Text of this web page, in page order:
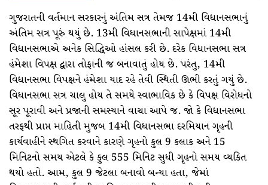
ગુજરાતની વર્તમાન સરકારનું અંતિમ સત્ર તેમજ 14મી વિધાનસભાનું
અંતિમ સત્ર પૂરું થયું છે. 13મી વિધાનસભાની સાપેક્ષમાં 14મી
વિધાનસભાએ અનેક સિદ્ધિઓ હાંસલ કરી છે. દરેક વિધાનસભા સત્ર
હંમેશા વિપક્ષ દ્વારા તોફાની જ બનાવાતું હોય છે. પરંતુ, 14મી
વિધાનસભા વિપક્ષને હંમેશા યાદ રહે તેવી સ્થિતી ઊભી કરતું ગયું છે.
વિધાનસભા સત્ર ચાલુ હોય તે સમયે સ્વાભાવિક છે કે વિપક્ષ વિરોધનો
સૂર પૂરાવી અને પ્રજાની સમસ્યાને વાચા આપે જ. જો કે વિધાનસભા
તરફથી પ્રાપ્ત માહિતી મુજબ 14મી વિધાનસભા દરમિયાન ગૃહની
કાર્યવાહીને સ્થગિત કરવાને કારણે ગૃહનો કુલ 9 કલાક અને 15
મિનિટનો સમય એટલે કે કુલ 555 મિનિટ સુધી ગૃહનો સમય વ્યકિત
થયો હતો. આમ, કુલ 9 જેટલા બનાવો બન્યા હતા, જેમાં